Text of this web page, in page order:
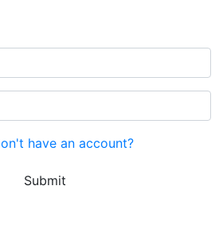
have an account?
Submit